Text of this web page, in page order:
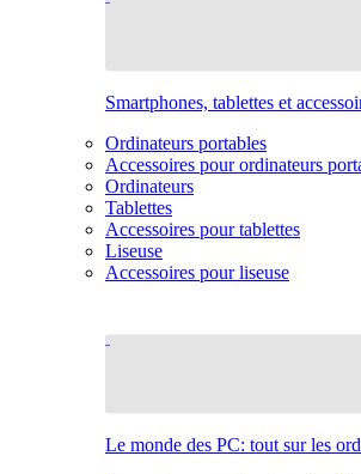
Smartphones, tablettes et
Ordinateurs portables
Accessoires pour ordinateurs
Ordinateurs
Tablettes
Accessoires pour tablettes
Liseuse
Accessoires pour liseuse
Le monde des PC: tout sur les